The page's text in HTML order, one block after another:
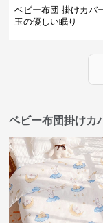
ベビー布団 掛けカバ
玉の優しい眠り
ベビー布団掛けカ